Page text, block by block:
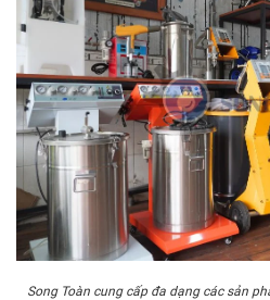
Song Toàn cung cấp đa dạng các sản